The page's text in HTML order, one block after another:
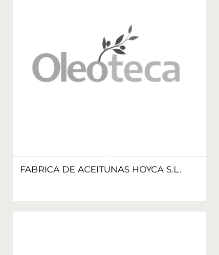
FABRICA DE ACEITUNAS HOYCA S.L.